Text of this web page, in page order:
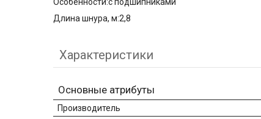
Особенности:с подшипниками
Длина шнура, м:2,8
Характеристики
Основные атрибуты
Производитель